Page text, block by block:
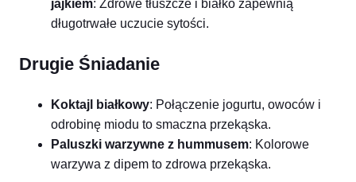
jajkiem: Zdrowe tłuszcze i białko zapewnią
długotrwałe uczucie sytości.
Drugie Śniadanie
Koktajl białkowy: Połączenie jogurtu, owoców i
odrobinę miodu to smaczna przekąska.
Paluszki warzywne z hummusem: Kolorowe
warzywa z dipem to zdrowa przekąska.